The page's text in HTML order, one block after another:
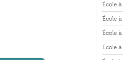
École à
École à
École à
École à